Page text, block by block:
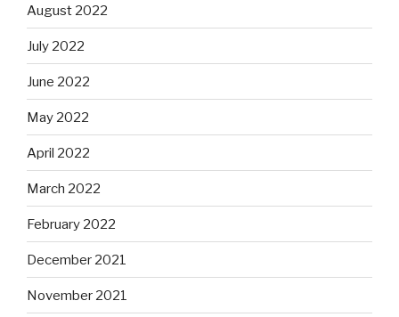
August 2022
July 2022
June 2022
May 2022
April 2022
March 2022
February 2022
December 2021
November 2021